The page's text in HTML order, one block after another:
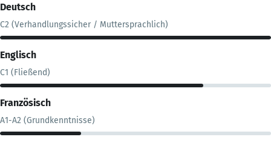
Deutsch
C2 (Verhandlungssicher / Muttersprachlich)
Englisch
C1 (Fließend)
Französisch
A1-A2 (Grundkenntnisse)